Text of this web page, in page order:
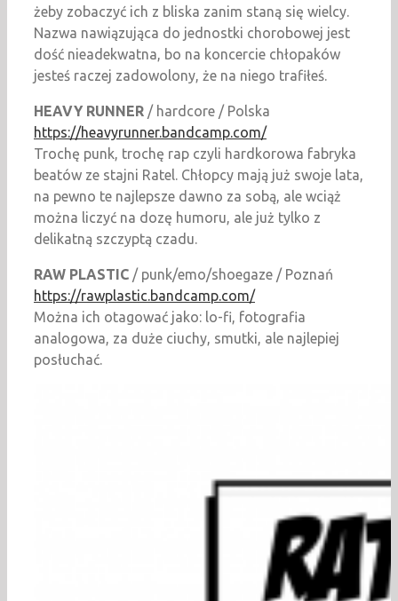
żeby zobaczyć ich z bliska zanim staną się wielcy.
Nazwa nawiązująca do jednostki chorobowej jest
dość nieadekwatna, bo na koncercie chłopaków
jesteś raczej zadowolony, że na niego trafiłeś.
HEAVY RUNNER / hardcore / Polska
https://heavyrunner.bandcamp.com/
Trochę punk, trochę rap czyli hardkorowa fabryka
beatów ze stajni Ratel. Chłopcy mają już swoje lata,
na pewno te najlepsze dawno za sobą, ale wciąż
można liczyć na dozę humoru, ale już tylko z
delikatną szczyptą czadu.
RAW PLASTIC / punk/emo/shoegaze / Poznań
https://rawplastic.bandcamp.com/
Można ich otagować jako: lo-fi, fotografia
analogowa, za duże ciuchy, smutki, ale najlepiej
posłuchać.